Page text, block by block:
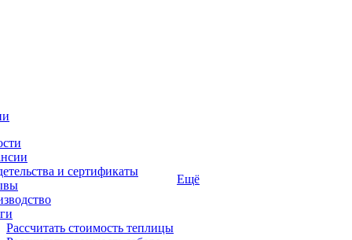
и сертификаты
Рассчитать стоимость теплицы
Ещё